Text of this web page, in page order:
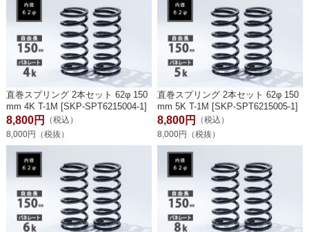
直巻スプリング 2本セット 62φ 150
mm 4K T-1M [SKP-SPT6215004-1]
8,800円
（税込）
8,000円（税抜）
直巻スプリング 2本セット 62φ 150
mm 5K T-1M [SKP-SPT6215005-1]
8,800円
（税込）
8,000円（税抜）